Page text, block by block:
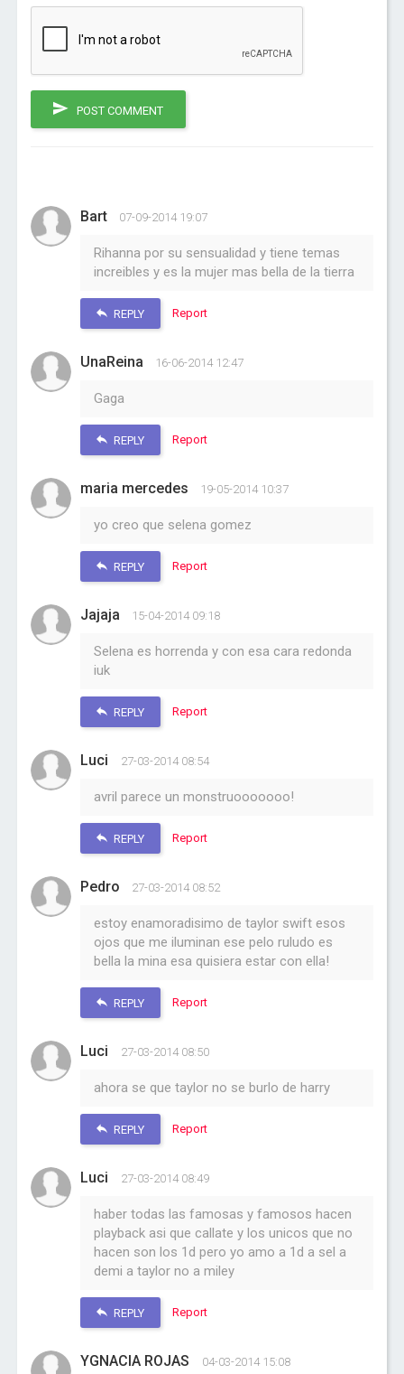
POST COMMENT
Bart 07-09-2014 19:07
Rihanna por su sensualidad y tiene temas
increibles y es la mujer mas bella de la tierra
REPLY Report
UnaReina 16-06-2014 12:47
Gaga
REPLY Report
maria mercedes 19-05-2014 10:37
yo creo que selena gomez
REPLY Report
Jajaja 15-04-2014 09:18
Selena es horrenda y con esa cara redonda
iuk
REPLY Report
Luci 27-03-2014 08:54
avril parece un monstruooooooo!
REPLY Report
Pedro 27-03-2014 08:52
estoy enamoradisimo de taylor swift esos
ojos que me iluminan ese pelo ruludo es
bella la mina esa quisiera estar con ella!
REPLY Report
Luci 27-03-2014 08:50
ahora se que taylor no se burlo de harry
REPLY Report
Luci 27-03-2014 08:49
haber todas las famosas y famosos hacen
playback asi que callate y los unicos que no
hacen son los 1d pero yo amo a 1d a sel a
demi a taylor no a miley
REPLY Report
YGNACIA ROJAS 04-03-2014 15:08